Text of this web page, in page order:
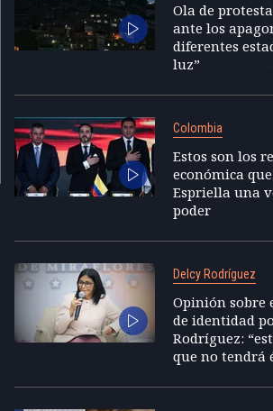
Ola de
ante los
diferentes
luz”
Colombia
Estos son los
económica
Espriella una
poder
Delcy Rodríguez
Opinión sobre
de identidad
Rodríguez:
que no tendrá